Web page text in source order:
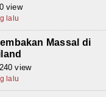
view
lalu
Massal di
view
lalu